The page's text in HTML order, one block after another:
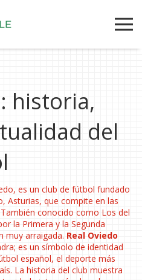
historia,
del
, es un club de fútbol fundado
Asturias, que compite en las
También conocido como Los del
la Primera y la Segunda
muy arraigada. Real Oviedo
es un símbolo de identidad
español, el deporte más
. La historia del club muestra